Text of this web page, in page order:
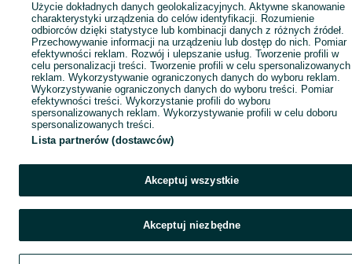
Użycie dokładnych danych geolokalizacyjnych. Aktywne skanowanie
charakterystyki urządzenia do celów identyfikacji. Rozumienie
odbiorców dzięki statystyce lub kombinacji danych z różnych źródeł.
Przechowywanie informacji na urządzeniu lub dostęp do nich. Pomiar
efektywności reklam. Rozwój i ulepszanie usług. Tworzenie profili w
celu personalizacji treści. Tworzenie profili w celu spersonalizowanych
reklam. Wykorzystywanie ograniczonych danych do wyboru reklam.
Wykorzystywanie ograniczonych danych do wyboru treści. Pomiar
efektywności treści. Wykorzystanie profili do wyboru
spersonalizowanych reklam. Wykorzystywanie profili w celu doboru
spersonalizowanych treści.
Lista partnerów (dostawców)
Akceptuj wszystkie
Akceptuj niezbędne